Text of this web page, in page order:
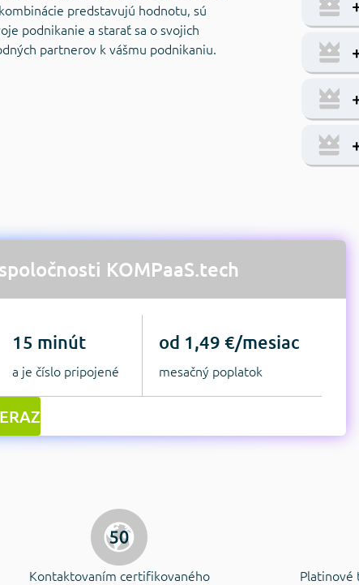
predstavujú hodnotu, sú
podnikanie a starať sa o svojich
partnerov k vášmu podnikaniu.
KOMPaaS.tech
15 minút
a je číslo pripojené
od 1,49 €/mesiac
mesačný poplatok
Kontaktovaním certifikovaného
Platinové